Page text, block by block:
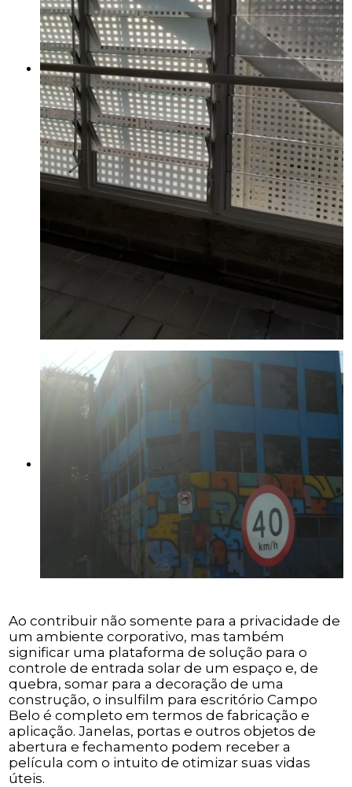
Ao contribuir não somente para a privacidade de
um ambiente corporativo, mas também
significar uma plataforma de solução para o
controle de entrada solar de um espaço e, de
quebra, somar para a decoração de uma
construção, o insulfilm para escritório Campo
Belo é completo em termos de fabricação e
aplicação. Janelas, portas e outros objetos de
abertura e fechamento podem receber a
película com o intuito de otimizar suas vidas
úteis.